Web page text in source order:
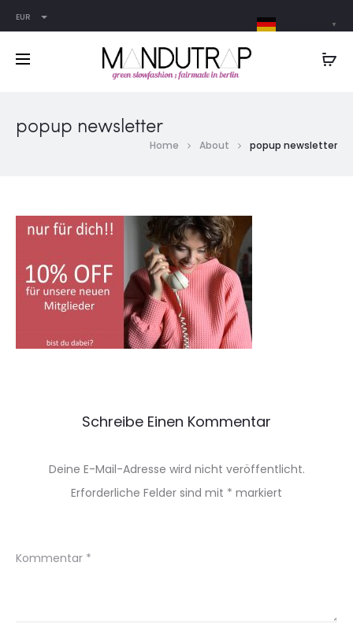
EUR
popup newsletter
Home About popup newsletter
Schreibe Einen Kommentar
Deine E-Mail-Adresse wird nicht veröffentlicht.
Erforderliche Felder sind mit * markiert
Kommentar *
▼